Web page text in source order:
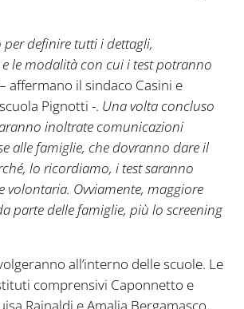
per definire tutti i dettagli,
e le modalità con cui i test potranno
– affermano il sindaco Casini e
Pignotti -. Una volta concluso
inoltrate comunicazioni
alle famiglie, che dovranno dare il
lo ricordiamo, i test saranno
volontaria. Ovviamente, maggiore
parte delle famiglie, più lo screening
all’interno delle scuole. Le
comprensivi Caponnetto e